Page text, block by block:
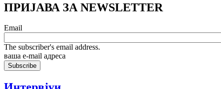
ПРИЈАВА ЗА NEWSLETTER
Email
The subscriber's email address.
ваша е-mail адреса